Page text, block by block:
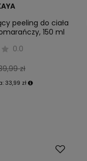
peeling do ciała
150 ml
0.0
zł
33,99 zł